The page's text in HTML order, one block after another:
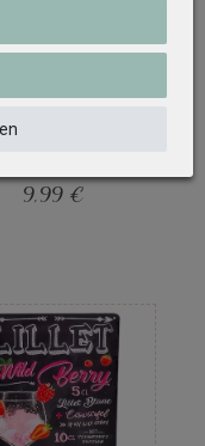
Gin Tonic Cocktail
Küche Deko Beach Bar
9,99 €